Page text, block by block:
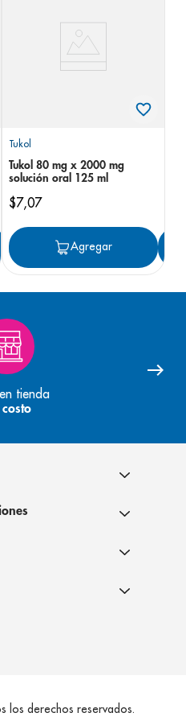
Agregar
Tukol
Tukol 80 mg x 2000 mg
solución oral 125 ml
$7,07
Agregar
tienda
los derechos reservados.